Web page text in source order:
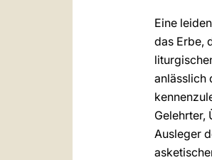
Eine
das Erbe,
anlässlich
Gelehrter,
Ausleger